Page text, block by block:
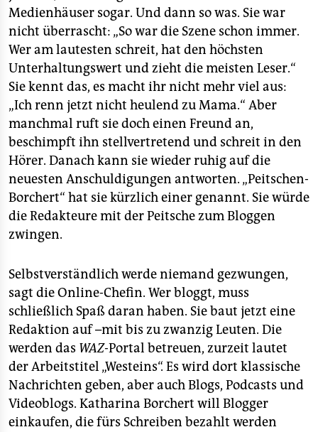
Medienhäuser sogar. Und dann so was. Sie war
nicht überrascht: „So war die Szene schon immer.
Wer am lautesten schreit, hat den höchsten
Unterhaltungswert und zieht die meisten Leser.“
Sie kennt das, es macht ihr nicht mehr viel aus:
„Ich renn jetzt nicht heulend zu Mama.“ Aber
manchmal ruft sie doch einen Freund an,
beschimpft ihn stellvertretend und schreit in den
Hörer. Danach kann sie wieder ruhig auf die
neuesten Anschuldigungen antworten. „Peitschen-
Borchert“ hat sie kürzlich einer genannt. Sie würde
die Redakteure mit der Peitsche zum Bloggen
zwingen.
Selbstverständlich werde niemand gezwungen,
sagt die Online-Chefin. Wer bloggt, muss
schließlich Spaß daran haben. Sie baut jetzt eine
Redaktion auf –mit bis zu zwanzig Leuten. Die
werden das WAZ-Portal betreuen, zurzeit lautet
der Arbeitstitel „Westeins“. Es wird dort klassische
Nachrichten geben, aber auch Blogs, Podcasts und
Videoblogs. Katharina Borchert will Blogger
einkaufen, die fürs Schreiben bezahlt werden